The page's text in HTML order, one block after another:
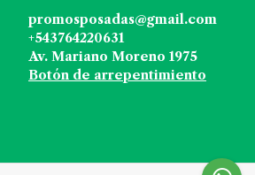
promosposadas@gmail.com
+543764220631
Av. Mariano Moreno 1975
Botón de arrepentimiento